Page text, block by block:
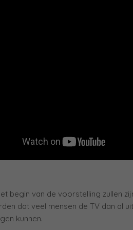
begin van de voorstelling zullen
dat veel mensen de TV dan al
kunnen.